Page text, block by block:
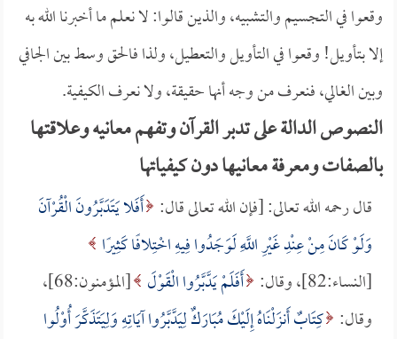
وقعوا في التجسيم والتشبيه، والذين قالوا: لا نعلم ما أخبرنا الله به
إلا بتأويل! وقعوا في التأويل والتعطيل، ولذا فالحق وسط بين الجافي
وبين الغالي، فنعرف من وجه أنها حقيقة، ولا نعرف الكيفية.
النصوص الدالة على تدبر القرآن وتفهم معانيه وعلاقتها
بالصفات ومعرفة معانيها دون كيفياتها
قال رحمه الله تعالى: [فإن الله تعالى قال: أَفَلا يَتَدَبَّرُونَ الْقُرْآنَ
وَلَوْ كَانَ مِنْ عِنْدِ غَيْرِ اللَّهِ لَوَجَدُوا فِيهِ اخْتِلافًا كَثِيرًا
[النساء:82]، وقال:
أَفَلَمْ يَدَّبَّرُوا الْقَوْلَ
[المؤمنون:68]،
وقال: كِتَابٌ أَنزَلْنَاهُ إِلَيْكَ مُبَارَكٌ لِيَدَّبَّرُوا آيَاتِهِ وَلِيَتَذَكَّرَ أُوْلُوا